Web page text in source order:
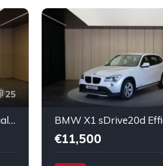
25
Tesla Model Y Long Range Dual Motor AWD
€11,500